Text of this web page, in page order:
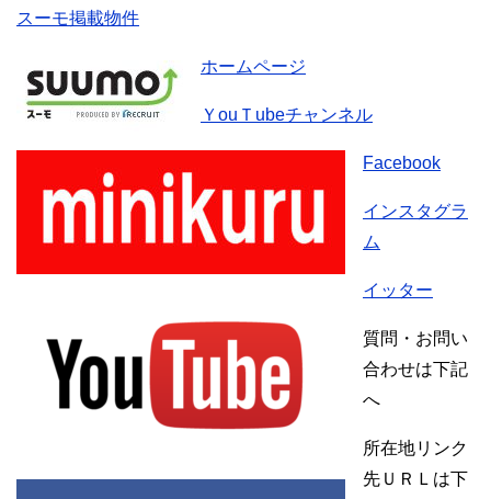
スーモ掲載物件
ホームページ
ＹouＴubeチャンネル
Facebook
インスタグラ
ム
イッター
質問・お問い
合わせは下記
へ
所在地リンク
先ＵＲＬは下